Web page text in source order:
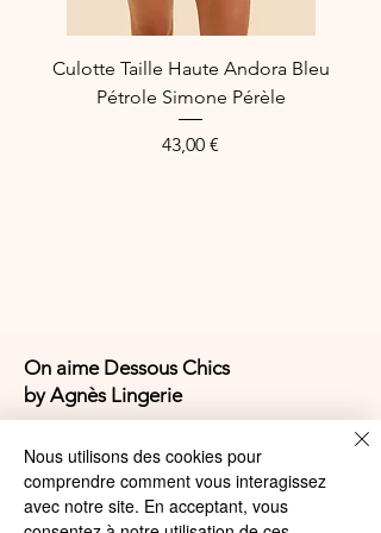
Culotte Taille Haute Andora Bleu
Pétrole Simone Pérèle
Prix
43,00 €
On aime Dessous Chics
by Agnès Lingerie
4,9/5
Nous utilisons des cookies pour
comprendre comment vous interagissez
avec notre site. En acceptant, vous